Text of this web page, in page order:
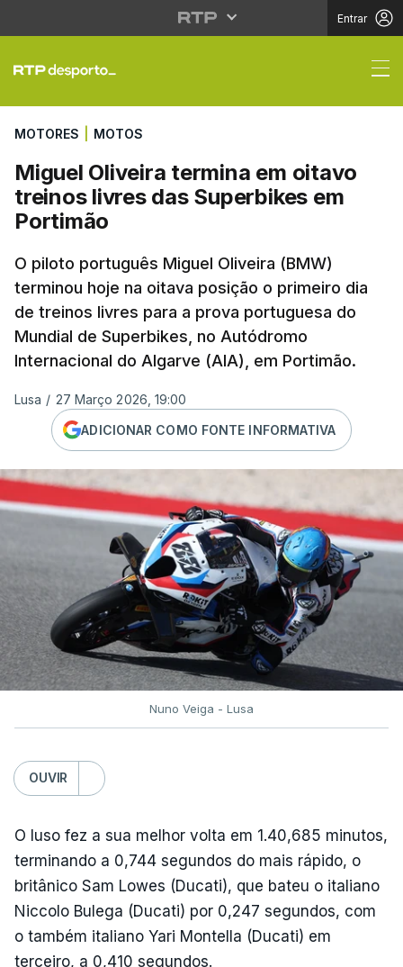
Entrar
Miguel Oliveira
MOTORES MOTOS
Miguel Oliveira termina em oitavo
treinos livres das Superbikes em
Portimão
O piloto português Miguel Oliveira (BMW)
terminou hoje na oitava posição o primeiro dia
de treinos livres para a prova portuguesa do
Mundial de Superbikes, no Autódromo
Internacional do Algarve (AIA), em Portimão.
Lusa / 27 Março 2026, 19:00
ADICIONAR COMO FONTE INFORMATIVA
Nuno Veiga - Lusa
OUVIR
O luso fez a sua melhor volta em 1.40,685 minutos,
terminando a 0,744 segundos do mais rápido, o
britânico Sam Lowes (Ducati), que bateu o italiano
Niccolo Bulega (Ducati) por 0,247 segundos, com
o também italiano Yari Montella (Ducati) em
terceiro, a 0,410 segundos.